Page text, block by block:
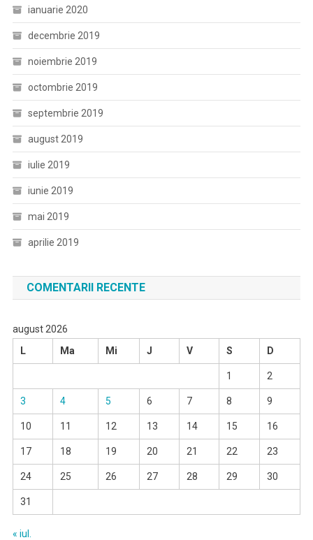
ianuarie 2020
decembrie 2019
noiembrie 2019
octombrie 2019
septembrie 2019
august 2019
iulie 2019
iunie 2019
mai 2019
aprilie 2019
COMENTARII RECENTE
august 2026
L
Ma Mi J V S D
1 2
3 4 5 6 7 8 9
10 11 12 13 14 15 16
17 18 19 20 21 22 23
24 25 26 27 28 29 30
31
« iul.